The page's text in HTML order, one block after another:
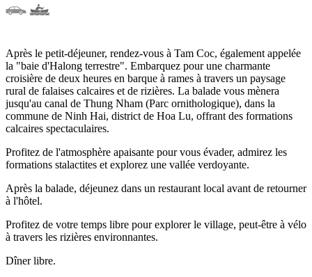
Après le petit-déjeuner, rendez-vous à Tam Coc, également appelée
la "baie d'Halong terrestre". Embarquez pour une charmante
croisière de deux heures en barque à rames à travers un paysage
rural de falaises calcaires et de rizières. La balade vous mènera
jusqu'au canal de Thung Nham (Parc ornithologique), dans la
commune de Ninh Hai, district de Hoa Lu, offrant des formations
calcaires spectaculaires.
Profitez de l'atmosphère apaisante pour vous évader, admirez les
formations stalactites et explorez une vallée verdoyante.
Après la balade, déjeunez dans un restaurant local avant de retourner
à l'hôtel.
Profitez de votre temps libre pour explorer le village, peut-être à vélo
à travers les rizières environnantes.
Dîner libre.